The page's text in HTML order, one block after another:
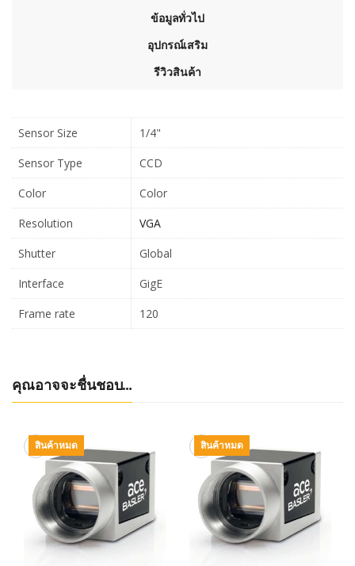
ข้อมูลทั่วไป
อุปกรณ์เสริม
รีวิวสินค้า
Sensor Size
1/4"
Sensor Type
CCD
Color
Color
Resolution
VGA
Shutter
Global
Interface
GigE
Frame rate
120
คุณอาจจะชื่นชอบ…
สินค้าหมด สินค้าหมด